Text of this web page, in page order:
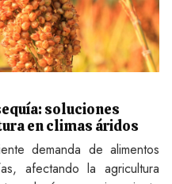
soluciones
en climas áridos
demanda de alimentos
afectando la agricultura